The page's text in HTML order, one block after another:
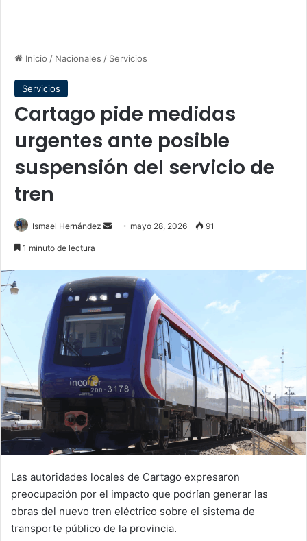
Inicio / Nacionales / Servicios
Servicios
Cartago pide medidas
urgentes ante posible
suspensión del servicio de
tren
Ismael Hernández
Send mayo 28, 2026 91
1 minuto de lectura
Las autoridades locales de Cartago expresaron
preocupación por el impacto que podrían generar las
obras del nuevo tren eléctrico sobre el sistema de
transporte público de la provincia.